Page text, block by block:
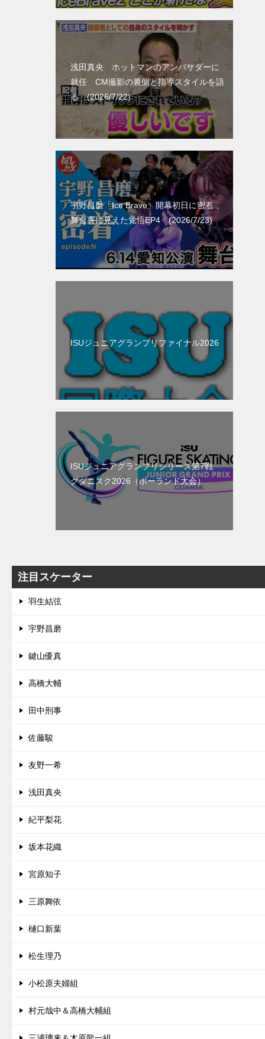
浅田真央 ホットマンのアンバサダーに
就任 CM撮影の裏側と指導スタイルを語
る (2026/7/22)
宇野昌磨「Ice Brave」開幕初日に密着 、
舞台裏に見えた覚悟EP4 (2026/7/23)
ISUジュニアグランプリファイナル2026
ISUジュニアグランプリシリーズ第7戦
グダニスク2026（ポーランド大会）
注目スケーター
羽生結弦
宇野昌磨
鍵山優真
高橋大輔
田中刑事
佐藤駿
友野一希
浅田真央
紀平梨花
坂本花織
宮原知子
三原舞依
樋口新葉
松生理乃
小松原夫婦組
村元哉中＆高橋大輔組